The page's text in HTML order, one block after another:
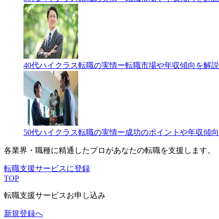
40代ハイクラス転職の実情ー転職市場や年収傾向を解説
50代ハイクラス転職の実情ー成功のポイントや年収傾
各業界・職種に精通したプロがあなたの転職を支援します。
転職支援サービスに登録
TOP
転職支援サービスお申し込み
新規登録へ